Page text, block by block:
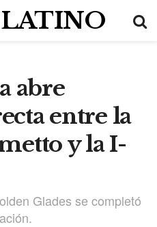
abre
entre la
y la I-
Glades se completó